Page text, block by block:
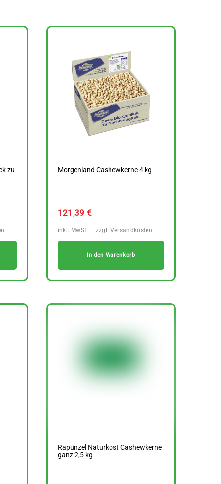
zu
Morgenland Cashewkerne 4 kg
121,39€
In den Warenkorb
Rapunzel Naturkost Cashewkerne
ganz 2,5 kg